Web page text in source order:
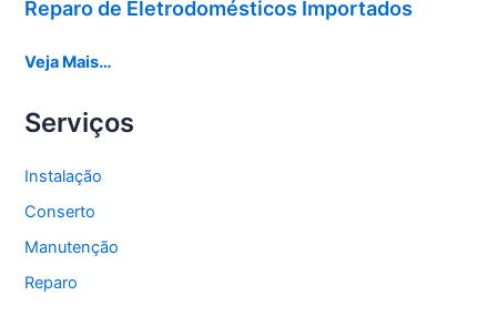
Reparo de Eletrodomésticos Importados
Veja Mais…
Serviços
Instalação
Conserto
Manutenção
Reparo